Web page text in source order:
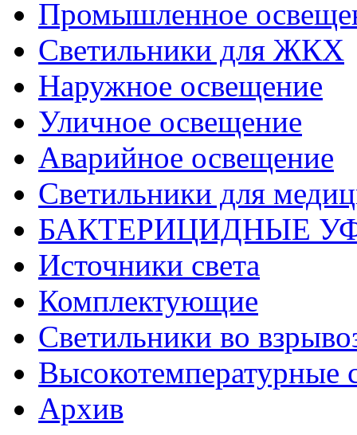
Промышленное
Светильники для ЖКХ
Наружное освещение
Уличное освещение
Аварийное освещение
Светильники для
БАКТЕРИЦИДНЫЕ
Источники света
Комплектующие
Светильники во
Высокотемпературные
Архив